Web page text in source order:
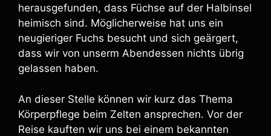
herausgefunden, dass Füchse auf der Halbinsel
heimisch sind. Möglicherweise hat uns ein
neugieriger Fuchs besucht und sich geärgert,
dass wir von unserm Abendessen nichts übrig
gelassen haben.
An dieser Stelle können wir kurz das Thema
Körperpflege beim Zelten ansprechen. Vor der
Reise kauften wir uns bei einem bekannten